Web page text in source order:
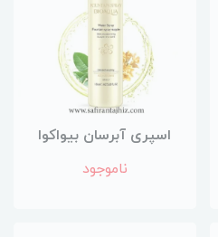
اسپری آبرسان بیواکوا
ناموجود